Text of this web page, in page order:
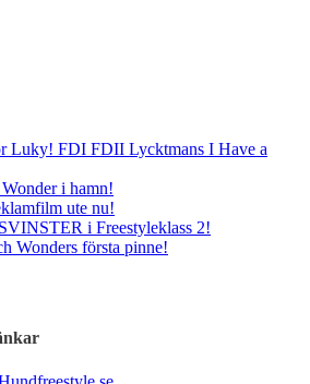
Luky! FDI FDII Lycktmans I Have a
i hamn!
ute nu!
i Freestyleklass 2!
Wonders första pinne!